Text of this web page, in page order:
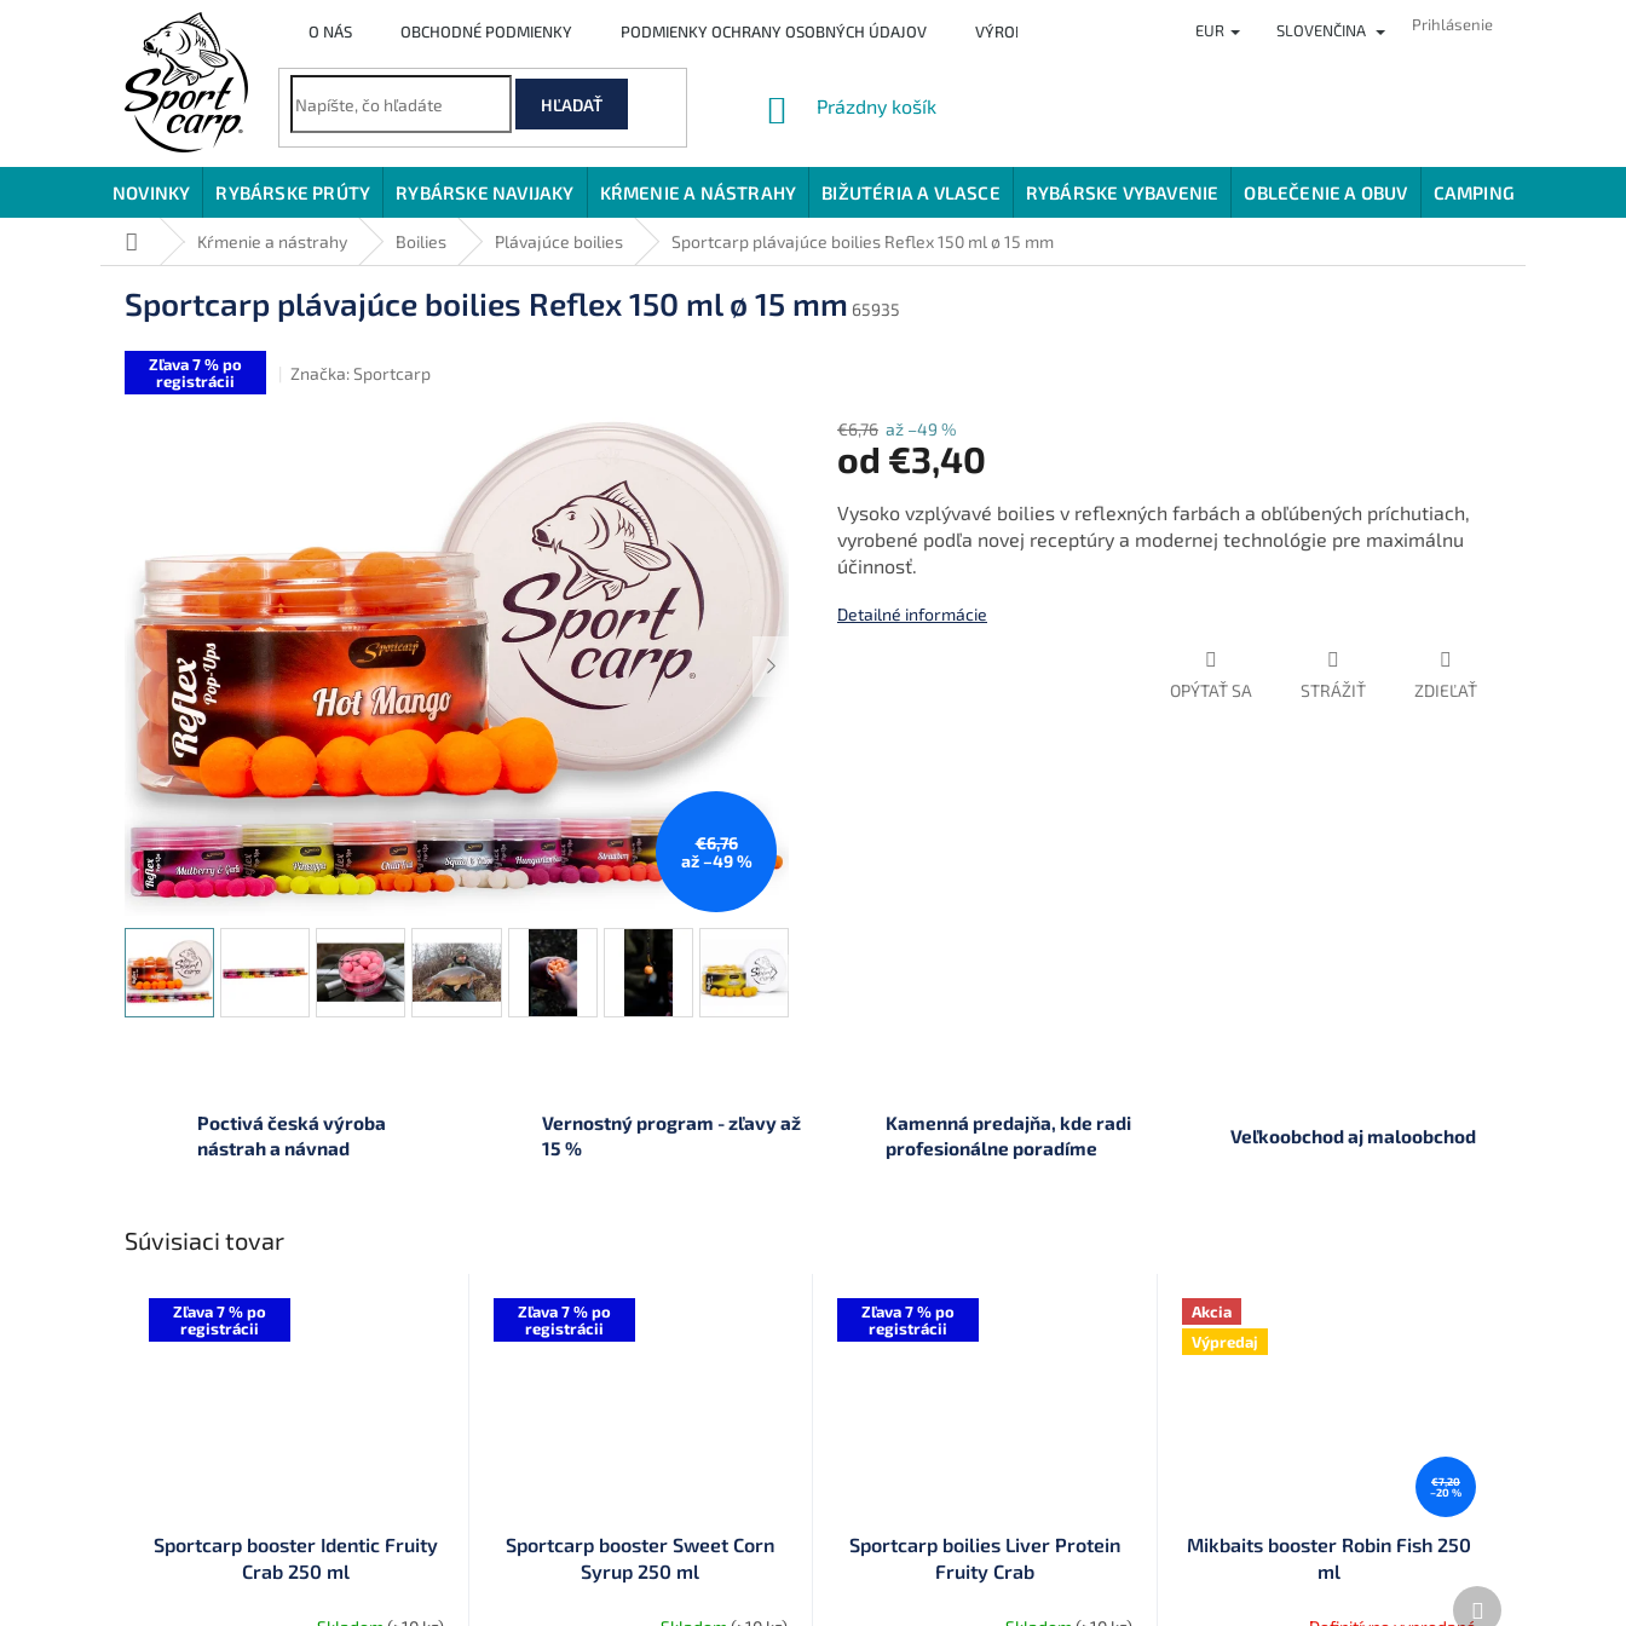
O NÁS OBCHODNÉ PODMIENKY PODMIENKY OCHRANY OSOBNÝCH ÚDAJOV VÝROBCI PREDAJŇA HODNOTENIE OBCHODU
EUR SLOVENČINA Prihlásenie
HĽADAŤ
NÁKUPNÝ
Prázdny košík
NOVINKY RYBÁRSKE PRÚTY RYBÁRSKE NAVIJAKY KŔMENIE A NÁSTRAHY BIŽUTÉRIA A VLASCE RYBÁRSKE VYBAVENIE OBLEČENIE A OBUV CAMPING
DomovKŕmenie a nástrahy Boilies Plávajúce boilies Sportcarp plávajúce boilies Reflex 150 ml ø 15 mm
Sportcarp plávajúce boilies Reflex 150 ml ø 15 mm 65935
Zľava 7 % po
registrácii
Značka:Sportcarp
€6,76
až –49 %
€6,76 až –49 %
od €3,40
cena:
Vysoko vzplývavé boilies v reflexných farbách a obľúbených príchutiach,
vyrobené podľa novej receptúry a modernej technológie pre maximálnu
účinnosť.
Detailné informácie
OPÝTAŤ SA STRÁŽIŤ ZDIEĽAŤ
Poctivá česká výroba
nástrah a návnad
Vernostný program - zľavy až
15 %
Kamenná predajňa, kde radi
profesionálne poradíme
Veľkoobchod aj maloobchod
Súvisiaci tovar
Zľava 7 % po
registrácii
Sportcarp booster Identic Fruity
Crab 250 ml
Zľava 7 % po
registrácii
Sportcarp booster Sweet Corn
Syrup 250 ml
Zľava 7 % po
registrácii
Sportcarp boilies Liver Protein
Fruity Crab
Akcia
Výpredaj
€7,20
–20 %
Mikbaits booster Robin Fish 250
ml
Ďalší
produkt